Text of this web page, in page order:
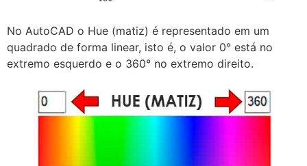
No AutoCAD o Hue (matiz) é representado em um
quadrado de forma linear, isto é, o valor 0° está no
extremo esquerdo e o 360° no extremo direito.